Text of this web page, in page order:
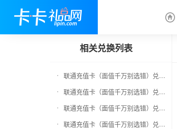

相关兑换列表
联通充值卡（面值千万别选错）兑换京东E卡
联通充值卡（面值千万别选错）兑换中石化加油卡
联通充值卡（面值千万别选错）兑换移动充值卡（面值千万别选错）
联通充值卡（面值千万别选错）兑换电信充值卡（面值千万别选错）